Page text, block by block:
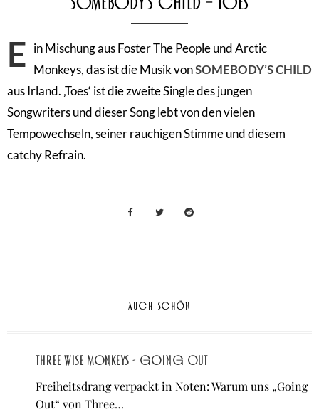
E in Mischung aus Foster The People und Arctic
Monkeys, das ist die Musik vonSOMEBODY’S CHILD
aus Irland. ‚Toes‘ ist die zweite Single des jungen
Songwriters und dieser Song lebt von den vielen
Tempowechseln, seiner rauchigen Stimme und diesem
catchy Refrain.
AUCH SCHÖN
Three Wise Monkeys - Going Out
Freiheitsdrang verpackt in Noten: Warum uns „Going
Out“ von Three…